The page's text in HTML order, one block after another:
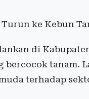
ke Kebun
di
tanam.
terhadap